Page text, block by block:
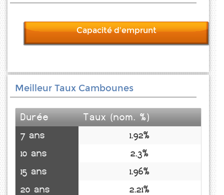
Capacité d'emprunt
Meilleur Taux Cambounes
Durée
Taux (nom. %)
7 ans
1.92%
10 ans
2.3%
15 ans
1.96%
20 ans
2.21%